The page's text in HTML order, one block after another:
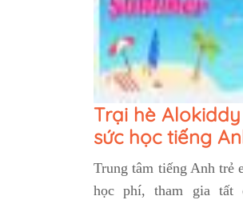
Trại hè
sức học tiếng
Trung tâm tiếng Anh trẻ
học phí, tham gia tất